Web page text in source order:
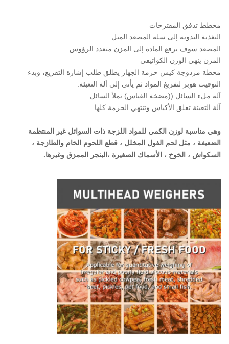
مخطط تدفق المقترحات
التغذية اليدوية إلى سلة المصعد الميل.
المصعد سوف يرفع المادة إلى المزن متعدد الرؤوس.
المزن ينهي الوزن الكواتيفي
محطة مزدوجة كيس حزمة الجهاز يطلق طلب إشارة التفريغ، وبدء
التوقيت هوبر لتفريغ المواد ثم يأتي إلى آلة التعبئة.
آلة ملء السائل ((مضخة القياس) تملأ السائل.
آلة التعبئة تغلق الأكياس وتنتهي الحزمة كلها
وهي مناسبة لوزن الكمي للمواد اللزجة ذات السوائل غير المنتظمة
الضعيفة ، مثل لحم الفول المخلل ، قطع اللحوم الخام والطازجة ،
السكواش ، الخوخ ، الأسماك الصغيرة ،البنجر الممزق وغيرها.